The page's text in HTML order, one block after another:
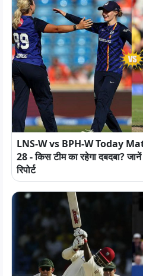
LNS-W vs BPH-W Today
28 - किस टीम का रहेगा दबदबा?
रिपोर्ट